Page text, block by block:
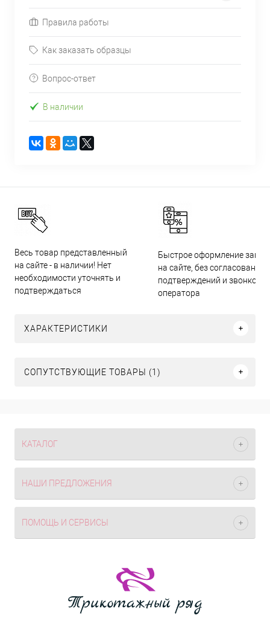
Правила работы
Как заказать образцы
Вопрос-ответ
В наличии
Весь товар представленный
на сайте - в наличии! Нет
необходимости уточнять и
подтверждаться
Быстрое оформление
на сайте, без согласований,
подтверждений и звонков
оператора
ХАРАКТЕРИСТИКИ
СОПУТСТВУЮЩИЕ ТОВАРЫ (1)
КАТАЛОГ
НАШИ ПРЕДЛОЖЕНИЯ
ПОМОЩЬ И СЕРВИСЫ